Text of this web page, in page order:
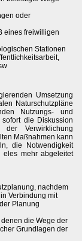
oder
eines freiwilligen
Stationen
Umsetzung
Naturschutzpläne
Nutzungs- und
die Diskussion
Verwirklichung
Maßnahmen kann
die Notwendigkeit
eles mehr abgeleitet
nachdem
Verbindung mit
Planung
die Wege der
Grundlagen der